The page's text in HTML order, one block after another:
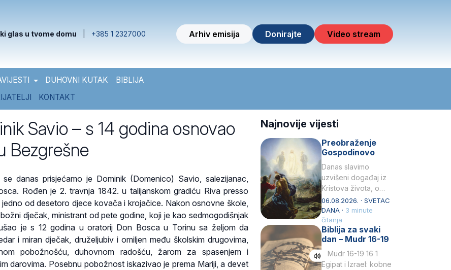
glas u tvome domu +385 1 2327000 Arhiv emisija Donirajte Video stream
DUHOVNI KUTAK
BIBLIJA
KONTAKT
Savio – s 14 godina osnovao
Bezgrešne
danas prisjećamo je Dominik (Domenico) Savio, salezijanac,
Rođen je 2. travnja 1842. u talijanskom gradiću Riva presso
od desetoro djece kovača i krojačice. Nakon osnovne škole,
dječak, ministrant od pete godine, koji je kao sedmogodišnjak
je s 12 godina u oratorij Don Bosca u Torinu sa željom da
i miran dječak, druželjubiv i omiljen među školskim drugovima,
pobožnošću, duhovnom radošću, žarom za spasenjem i
darovima. Posebnu pobožnost iskazivao je prema Mariji, a devet
Najnovije vijesti
Preobraženje
Gospodinovo
Danas slavimo
uzvišeni događaj iz
Kristova života, o
kojem nas izvješćuju
evanđelisti Matej,
Marko i Luka te sveti
Petar u svojoj
drugoj…
06.08.2026. · SVETAC
DANA · 3 minute
čitanja
Biblija za svaki
dan – Mudr 16-19
Mudr 16-19 16 1
Egipat i Izrael: kobne